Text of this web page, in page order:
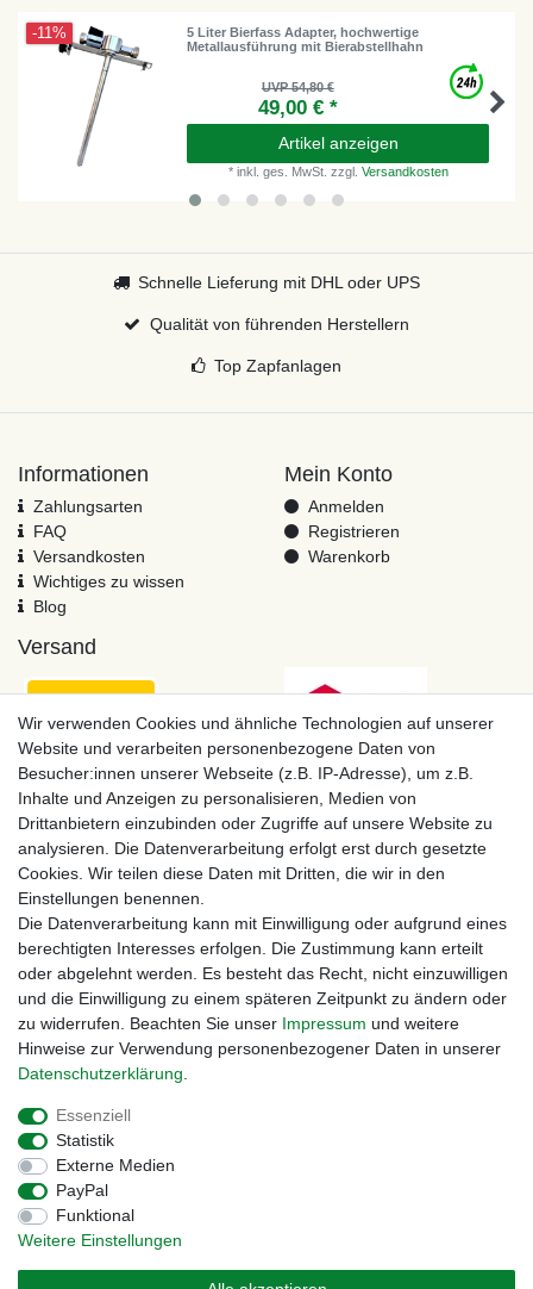
-11%
5 Liter Bierfass Adapter, hochwertige
Metallausführung mit Bierabstellhahn
UVP 54,80 €
49,00 € *
Artikel anzeigen
* inkl. ges. MwSt. zzgl. Versandkosten
Schnelle Lieferung mit DHL oder UPS
Qualität von führenden Herstellern
Top Zapfanlagen
Informationen
Zahlungsarten
FAQ
Versandkosten
Wichtiges zu wissen
Blog
Mein Konto
Anmelden
Registrieren
Warenkorb
Versand
Zahlungsmöglichkeiten
Impressum
Widerrufs­recht
Wir verwenden Cookies und ähnliche Technologien auf unserer
Website und verarbeiten personenbezogene Daten von
Besucher:innen unserer Webseite (z.B. IP-Adresse), um z.B.
Inhalte und Anzeigen zu personalisieren, Medien von
Drittanbietern einzubinden oder Zugriffe auf unsere Website zu
analysieren. Die Datenverarbeitung erfolgt erst durch gesetzte
Cookies. Wir teilen diese Daten mit Dritten, die wir in den
Einstellungen benennen.
Die Datenverarbeitung kann mit Einwilligung oder aufgrund eines
berechtigten Interesses erfolgen. Die Zustimmung kann erteilt
oder abgelehnt werden. Es besteht das Recht, nicht einzuwilligen
und die Einwilligung zu einem späteren Zeitpunkt zu ändern oder
zu widerrufen. Beachten Sie unser Impressum und weitere
Hinweise zur Verwendung personenbezogener Daten in unserer
Daten­schutz­erklärung
Essenziell
Statistik
Externe Medien
PayPal
Funktional
Weitere Einstellungen